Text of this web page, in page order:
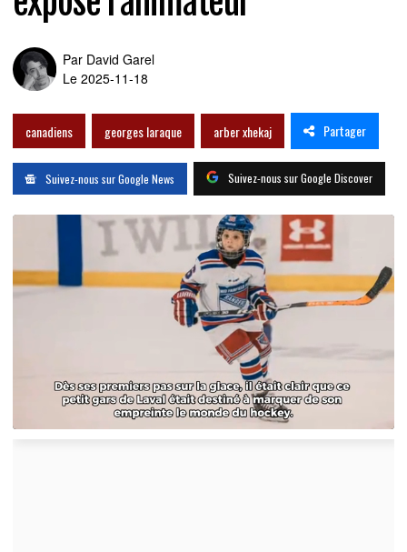
Par David Garel
Le 2025-11-18
canadiens georges laraque arber xhekaj Partager
Suivez-nous sur Google News Suivez-nous sur Google Discover